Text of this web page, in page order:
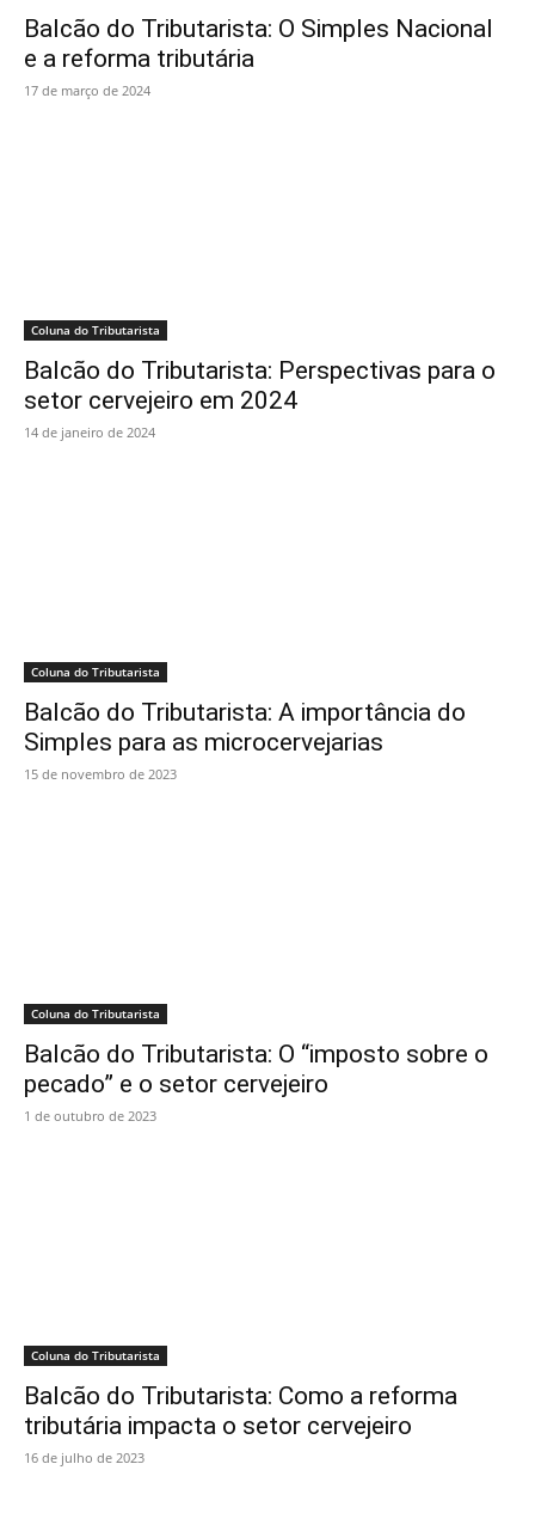
Balcão do Tributarista: O Simples Nacional
e a reforma tributária
17 de março de 2024
Coluna do Tributarista
Balcão do Tributarista: Perspectivas para o
setor cervejeiro em 2024
14 de janeiro de 2024
Coluna do Tributarista
Balcão do Tributarista: A importância do
Simples para as microcervejarias
15 de novembro de 2023
Coluna do Tributarista
Balcão do Tributarista: O “imposto sobre o
pecado” e o setor cervejeiro
1 de outubro de 2023
Coluna do Tributarista
Balcão do Tributarista: Como a reforma
tributária impacta o setor cervejeiro
16 de julho de 2023